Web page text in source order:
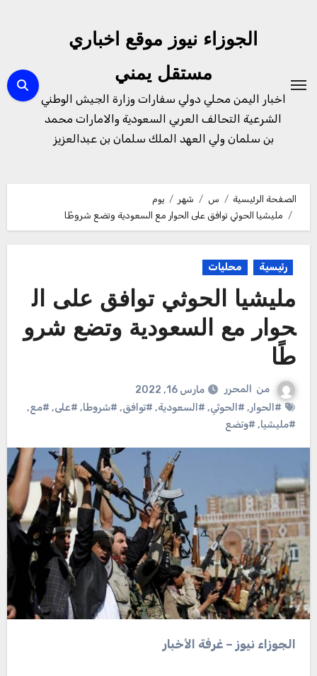
الجوزاء نيوز موقع اخباري
مستقل يمني
اخبار اليمن محلي دولي سفارات وزارة الجيش الوطني
الشرعية التحالف العربي السعودية والامارات محمد
بن سلمان ولي العهد الملك سلمان بن عبدالعزيز
الصفحة الرئيسية س شهر
يوم
مليشيا الحوثي توافق على الحوار مع السعودية وتضع شروطًا
رئيسية محليات
مليشيا الحوثي توافق على ال
حوار مع السعودية وتضع شرو
طًا
من المحرر
مارس 16, 2022
#الحوار, #الحوثي, #السعودية, #توافق, #شروطا, #على, #مع,
#مليشيا, #وتضع
الجوزاء نيوز – غرفة الأخبار